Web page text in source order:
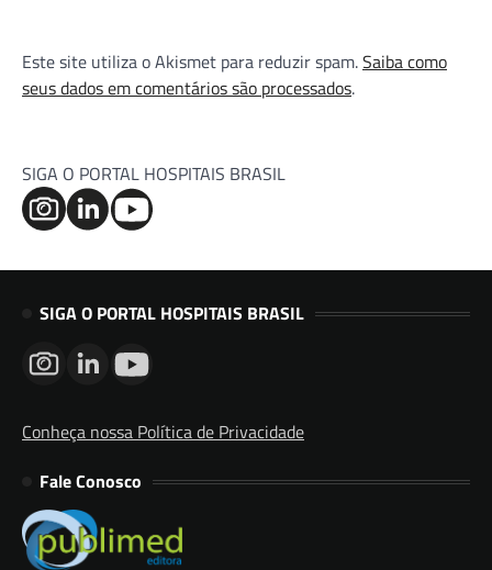
Este site utiliza o Akismet para reduzir spam.Saiba como
seus dados em comentários são processados.
SIGA O PORTAL HOSPITAIS BRASIL
SIGA O PORTAL HOSPITAIS BRASIL
Conheça nossa Política de Privacidade
Fale Conosco